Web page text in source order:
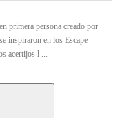
primera persona creado por
inspiraron en los Escape
acertijos l ...